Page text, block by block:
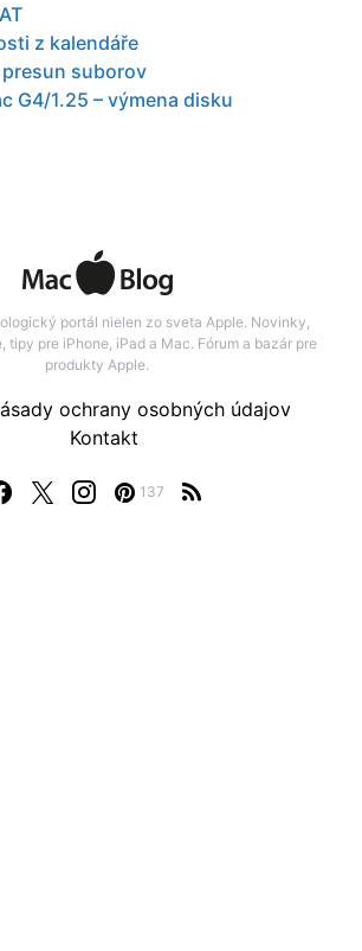
z kalendáře
presun suborov
G4/1.25 – výmena disku
portál nielen zo sveta Apple. Novinky,
tipy pre iPhone, iPad a Mac. Fórum a bazár pre
produkty Apple.
137
ochrany osobných údajov
Kontakt